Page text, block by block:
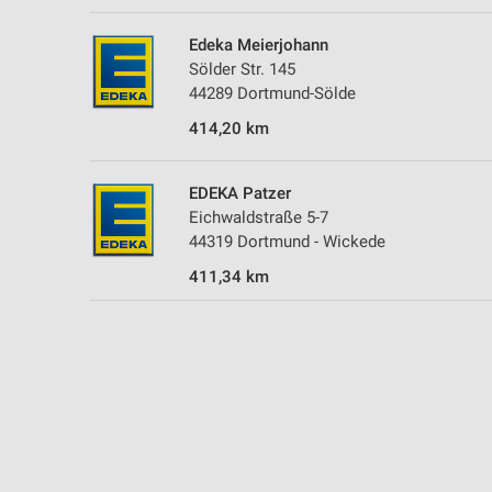
Edeka Meierjohann
Sölder Str. 145
44289 Dortmund-Sölde
414,20 km
EDEKA Patzer
Eichwaldstraße 5-7
44319 Dortmund - Wickede
411,34 km
Analyse von Zielgruppen durch Statistiken oder Kombinationen
Entwicklung und Verbesserung der Angebote
IAB-Besonderheiten:
Verwendung genauer Standortdaten
Geräte anhand von aktiv angeforderten Informationen